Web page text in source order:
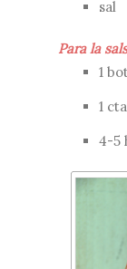
sal
Para la
1
1
4-5